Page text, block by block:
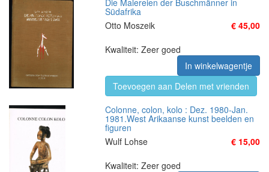
Die Malereien der Buschmänner in
Südafrika
Otto Moszeik
€ 45,00
Kwaliteit: Zeer goed
In winkelwagentje
Toevoegen aan Delen met vrienden
Colonne, colon, kolo : Dez. 1980-Jan.
1981.West Arikaanse kunst beelden en
figuren
Wulf Lohse
€ 15,00
Kwaliteit: Zeer goed